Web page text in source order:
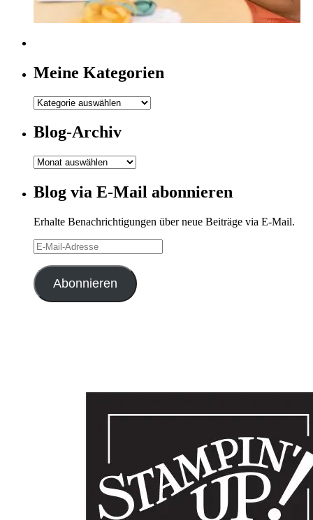
Meine Kategorien
Meine
Blog-Archiv
Blog-
Blog via E-Mail abonnieren
Erhalte Benachrichtigungen über neue Beiträge via E-Mail.
E-
Mail-
Adresse
Abonnieren